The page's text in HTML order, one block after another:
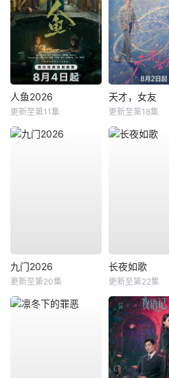
人鱼2026
更新至第11集
天才，女友
更新至第18集
九门2026
更新至第20集
长夜如歌
更新至第22集